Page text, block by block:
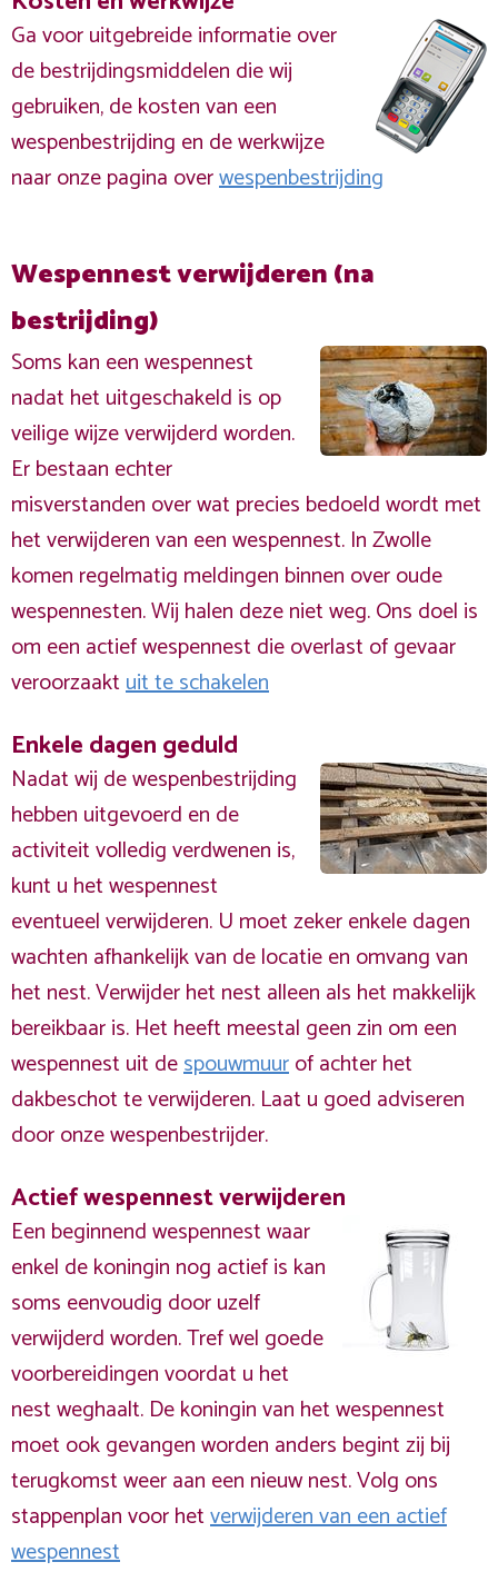
Ga voor uitgebreide informatie over
de bestrijdingsmiddelen die wij
gebruiken, de kosten van een
wespenbestrijding en de werkwijze
naar onze pagina overwespenbestrijding
Wespennest verwijderen (na
bestrijding)
Soms kan een wespennest
nadat het uitgeschakeld is op
veilige wijze verwijderd worden.
Er bestaan echter
misverstanden over wat precies bedoeld wordt met
het verwijderen van een wespennest. In Zwolle
komen regelmatig meldingen binnen over oude
wespennesten. Wij halen deze niet weg. Ons doel is
om een actief wespennest die overlast of gevaar
veroorzaaktuit te schakelen
Enkele dagen geduld
Nadat wij de wespenbestrijding
hebben uitgevoerd en de
activiteit volledig verdwenen is,
kunt u het wespennest
eventueel verwijderen. U moet zeker enkele dagen
wachten afhankelijk van de locatie en omvang van
het nest. Verwijder het nest alleen als het makkelijk
bereikbaar is. Het heeft meestal geen zin om een
wespennest uit despouwmuurof achter het
dakbeschot te verwijderen. Laat u goed adviseren
door onze wespenbestrijder.
Actief wespennest verwijderen
Een beginnend wespennest waar
enkel de koningin nog actief is kan
soms eenvoudig door uzelf
verwijderd worden. Tref wel goede
voorbereidingen voordat u het
nest weghaalt. De koningin van het wespennest
moet ook gevangen worden anders begint zij bij
terugkomst weer aan een nieuw nest. Volg ons
stappenplan voor hetverwijderen van een actief
wespennest